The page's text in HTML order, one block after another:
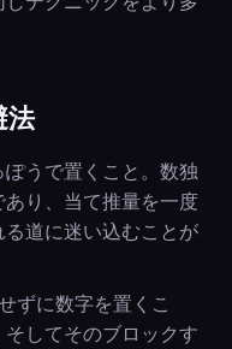
法
うで置くこと。数独
り、当て推量を一度
道に迷い込むことが
ずに数字を置くこ
してそのブロックす